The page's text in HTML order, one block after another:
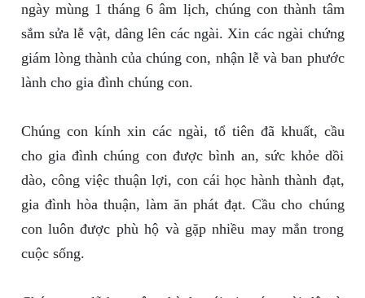
ngày mùng 1 tháng 6 âm lịch, chúng con thành tâm
sắm sửa lễ vật, dâng lên các ngài. Xin các ngài chứng
giám lòng thành của chúng con, nhận lễ và ban phước
lành cho gia đình chúng con.
Chúng con kính xin các ngài, tổ tiên đã khuất, cầu
cho gia đình chúng con được bình an, sức khỏe dồi
dào, công việc thuận lợi, con cái học hành thành đạt,
gia đình hòa thuận, làm ăn phát đạt. Cầu cho chúng
con luôn được phù hộ và gặp nhiều may mắn trong
cuộc sống.